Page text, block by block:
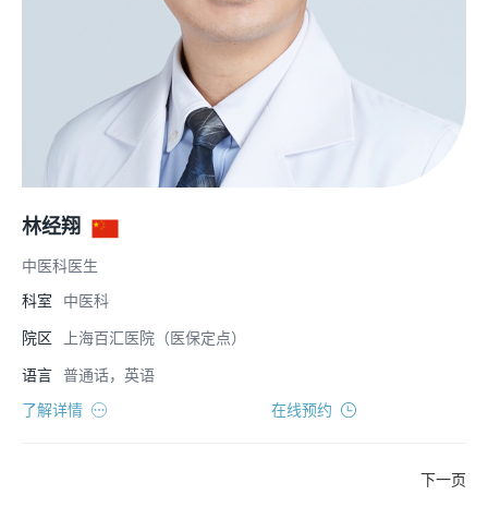
林经翔
中医科医生
科室 中医科
院区
上海百汇医院（医保定点）
语言 普通话，英语
了解详情
在线预约
下一页